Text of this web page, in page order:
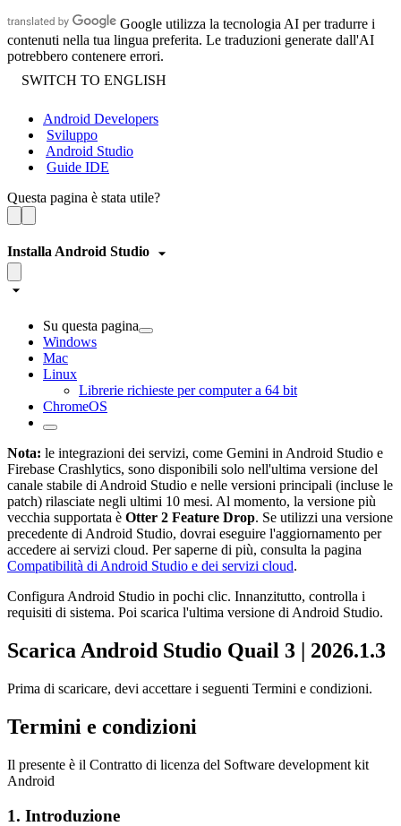
Google utilizza la tecnologia AI per tradurre i
contenuti nella tua lingua preferita. Le traduzioni generate dall'AI
potrebbero contenere errori.
Android Developers
Sviluppo
Android Studio
Guide IDE
Questa pagina è stata utile?
Installa Android Studio
Su questa pagina
Windows
Mac
Linux
Librerie richieste per computer a 64 bit
ChromeOS
Nota: le integrazioni dei servizi, come Gemini in Android Studio e
Firebase Crashlytics, sono disponibili solo nell'ultima versione del
canale stabile di Android Studio e nelle versioni principali (incluse le
patch) rilasciate negli ultimi 10 mesi. Al momento, la versione più
vecchia supportata è Otter 2 Feature Drop. Se utilizzi una versione
precedente di Android Studio, dovrai eseguire l'aggiornamento per
accedere ai servizi cloud. Per saperne di più, consulta la pagina
Compatibilità di Android Studio e dei servizi cloud.
Configura Android Studio in pochi clic. Innanzitutto, controlla i
requisiti di sistema. Poi scarica l'ultima versione di Android Studio.
Scarica Android Studio Quail 3 | 2026.1.3
Prima di scaricare, devi accettare i seguenti Termini e condizioni.
Termini e condizioni
Il presente è il Contratto di licenza del Software development kit
Android
1. Introduzione